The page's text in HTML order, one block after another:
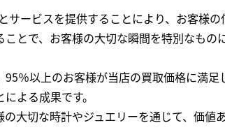
ービスを提供することにより、お客様
とで、お客様の大切な瞬間を特別なもの
％以上のお客様が当店の買取価格に満足
よる成果です。
大切な時計やジュエリーを通じて、価値